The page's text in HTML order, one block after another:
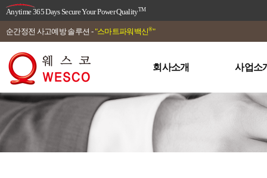
Anytime 365 Days Secure Your Power QualityTM
순간정전 사고예방 솔루션 - "스마트파워백신®"
회사소개 사업소